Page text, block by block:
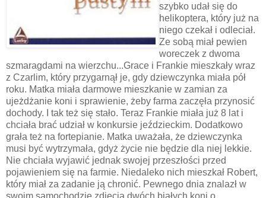
szybko udał się do
helikoptera, który już na
niego czekał i odleciał.
Ze sobą miał pewien
woreczek z dwoma
szmaragdami na wierzchu...Grace i Frankie mieszkały wraz
z Czarlim, który przygarnął je, gdy dziewczynka miała pół
roku. Matka miała darmowe mieszkanie w zamian za
ujeżdżanie koni i sprawienie, żeby farma zaczęła przynosić
dochody. I tak też się stało. Teraz Frankie miała już 8 lat i
chciała brać udział w konkursie jeździeckim. Dodatkowo
grała też na fortepianie. Matka uważała, że dziewczynka
musi być wytrzymała, gdyż życie nie będzie dla niej lekkie.
Nie chciała wyjawić jednak swojej przeszłości przed
pojawieniem się na farmie. Niedaleko nich mieszkał Robert,
który miał za zadanie ją chronić. Pewnego dnia znalazł w
swoim samochodzie zdjęcia dwóch białych koni o